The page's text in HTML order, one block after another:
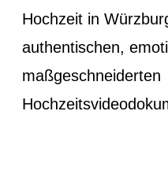
Hochzeit in
authentischen,
maßgeschneiderten